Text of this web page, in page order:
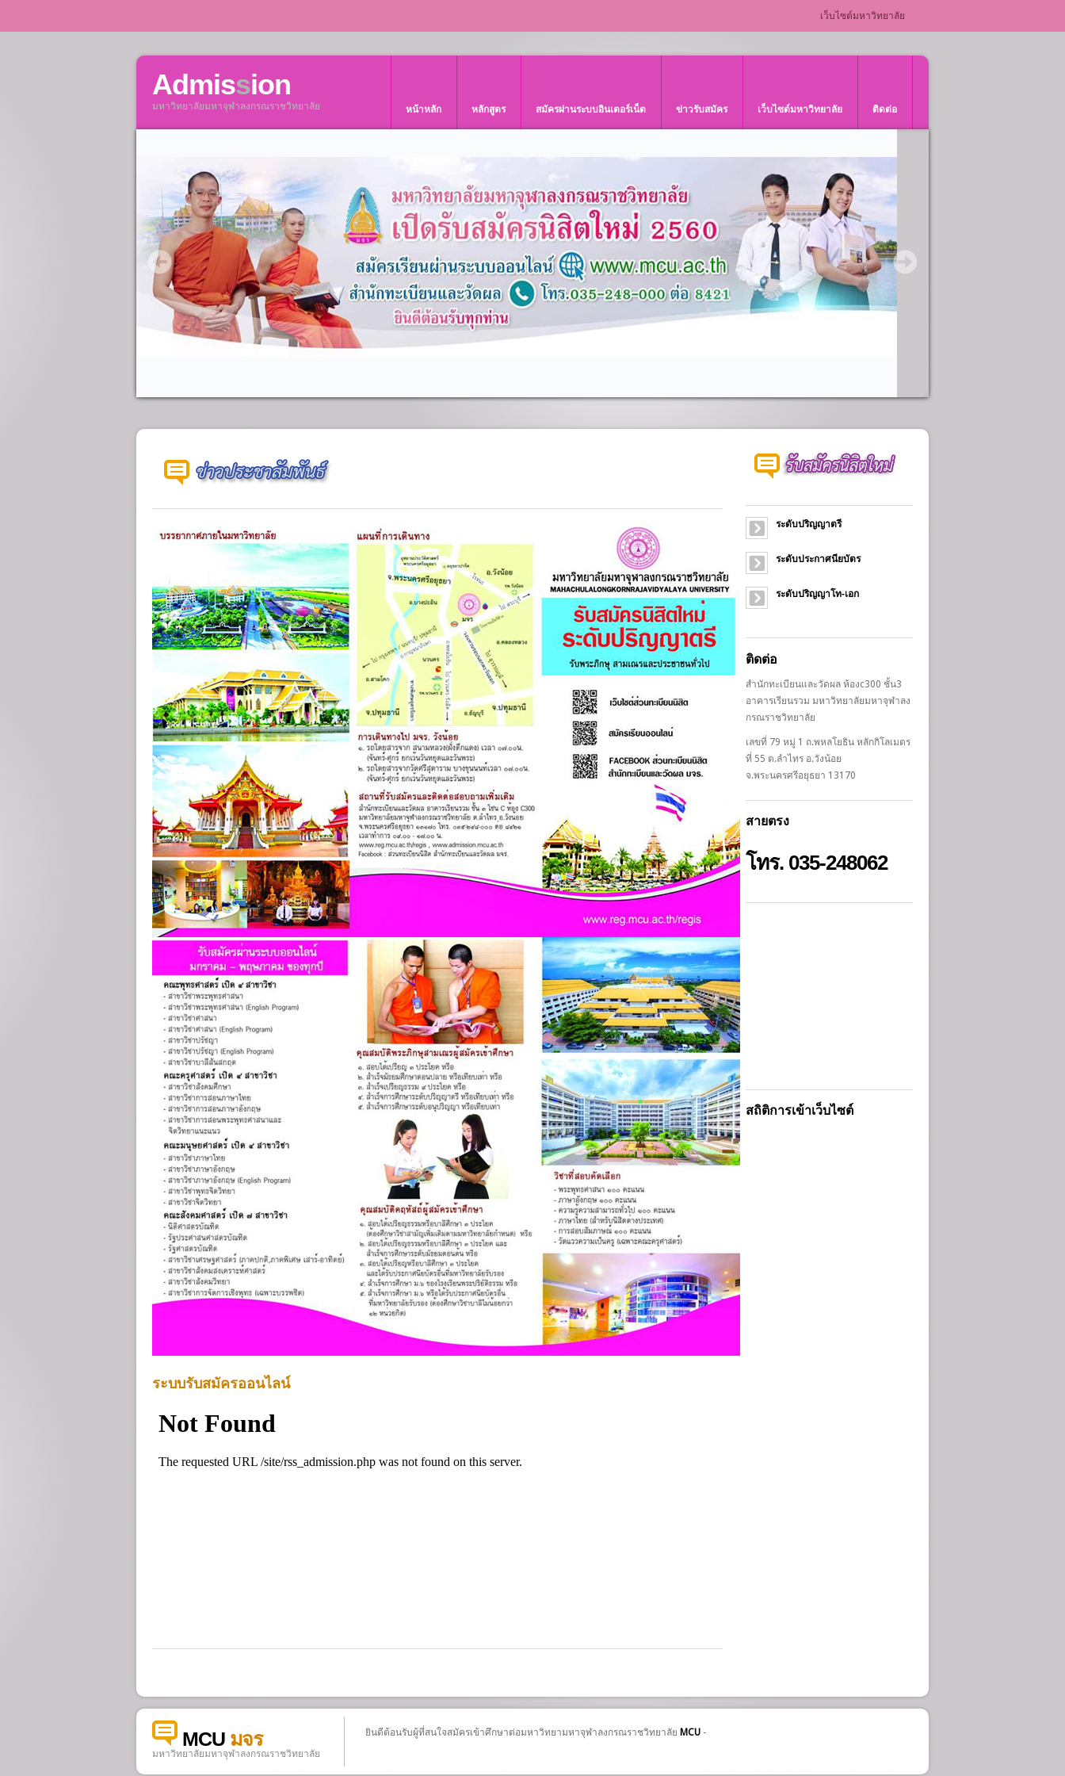
เว็บไซต์มหาวิทยาลัย
Admission
มหาวิทยาลัยมหาจุฬาลงกรณราชวิทยาลัย หน้าหลัก หลักสูตร สมัครผ่านระบบอินเตอร์เน็ต ข่าวรับสมัคร เว็บไซต์มหาวิทยาลัย ติดต่อ
ระบบรับสมัครออนไลน์
ระดับปริญญาตรี
ระดับประกาศนียบัตร
ระดับปริญญาโท-เอก
ติดต่อ
สำนักทะเบียนและวัดผล ห้องc300 ชั้น3
อาคารเรียนรวม มหาวิทยาลัยมหาจุฬาลง
กรณราชวิทยาลัย
เลขที่ 79 หมู่ 1 ถ.พหลโยธิน หลักกิโลเมตร
ที่ 55 ต.ลำไทร อ.วังน้อย
จ.พระนครศรีอยุธยา 13170
สายตรง
โทร. 035-248062
สถิติการเข้าเว็บไซต์
MCU มจร
มหาวิทยาลัยมหาจุฬาลงกรณราชวิทยาลัย
ยินดีต้อนรับผู้ที่สนใจสมัครเข้าศึกษาต่อมหาวิทยามหาจุฬาลงกรณราชวิทยาลัย MCU -